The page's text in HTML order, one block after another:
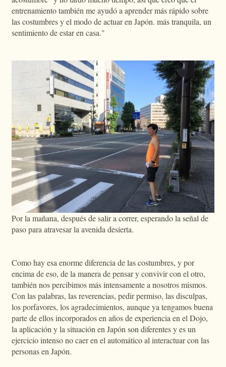
entrenamiento también me ayudó a aprender más rápido sobre
las costumbres y el modo de actuar en Japón. más tranquila, un
sentimiento de estar en casa."
Por la mañana, después de salir a correr, esperando la señal de
paso para atravesar la avenida desierta.
Como hay esa enorme diferencia de las costumbres, y por
encima de eso, de la manera de pensar y convivir con el otro,
también nos percibimos más intensamente a nosotros mismos.
Con las palabras, las reverencias, pedir permiso, las disculpas,
los porfavores, los agradecimientos, aunque ya tengamos buena
parte de ellos incorporados en años de experiencia en el Dojo,
la aplicación y la situación en Japón son diferentes y es un
ejercicio intenso no caer en el automático al interactuar con las
personas en Japón.